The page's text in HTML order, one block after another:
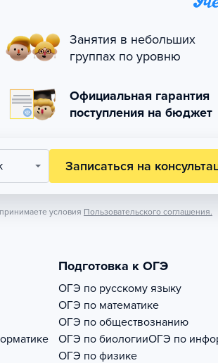
Занятия в небольших
группах по уровню
Официальная гарантия
поступления на бюджет
Записаться на
условия Пользовательского соглашения.
Подготовка к ОГЭ
ОГЭ по русскому языку
ОГЭ по математике
ОГЭ по обществознанию
ОГЭ по биологииОГЭ по
ОГЭ по физике